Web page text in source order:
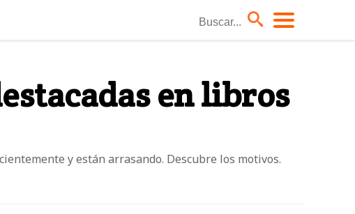
Hoteles
TV
en libros
y están arrasando. Descubre los motivos.